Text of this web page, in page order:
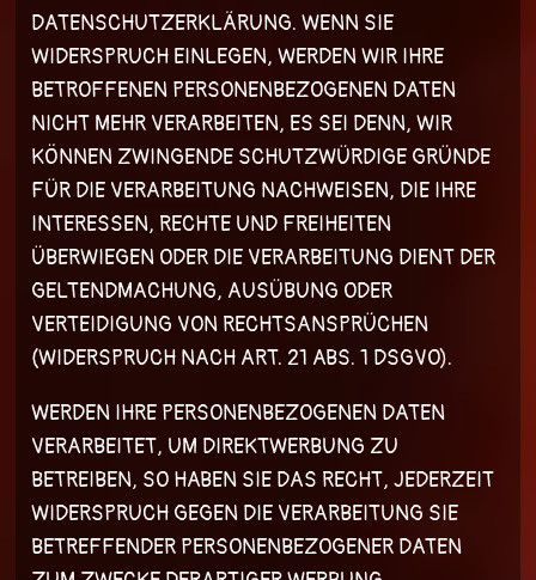
DATENSCHUTZERKLÄRUNG. WENN SIE
WIDERSPRUCH EINLEGEN, WERDEN WIR IHRE
BETROFFENEN PERSONENBEZOGENEN DATEN
NICHT MEHR VERARBEITEN, ES SEI DENN, WIR
KÖNNEN ZWINGENDE SCHUTZWÜRDIGE GRÜNDE
FÜR DIE VERARBEITUNG NACHWEISEN, DIE IHRE
INTERESSEN, RECHTE UND FREIHEITEN
ÜBERWIEGEN ODER DIE VERARBEITUNG DIENT DER
GELTENDMACHUNG, AUSÜBUNG ODER
VERTEIDIGUNG VON RECHTSANSPRÜCHEN
(WIDERSPRUCH NACH ART. 21 ABS. 1 DSGVO).
WERDEN IHRE PERSONENBEZOGENEN DATEN
VERARBEITET, UM DIREKTWERBUNG ZU
BETREIBEN, SO HABEN SIE DAS RECHT, JEDERZEIT
WIDERSPRUCH GEGEN DIE VERARBEITUNG SIE
BETREFFENDER PERSONENBEZOGENER DATEN